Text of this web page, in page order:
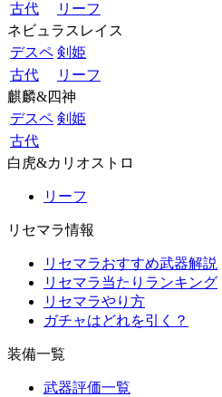
古代
リーフ
ネビュラスレイス
デスペ 剣姫
古代
リーフ
麒麟&四神
デスペ 剣姫
古代
白虎&カリオストロ
リーフ
リセマラ情報
リセマラおすすめ武器解説
リセマラ当たりランキング
リセマラやり方
ガチャはどれを引く？
装備一覧
武器評価一覧